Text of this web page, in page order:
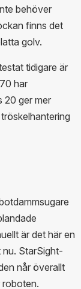
behöver
finns det
golv.
tidigare är
har
20 ger mer
är det här en
nu. StarSight-
når överallt
roboten.